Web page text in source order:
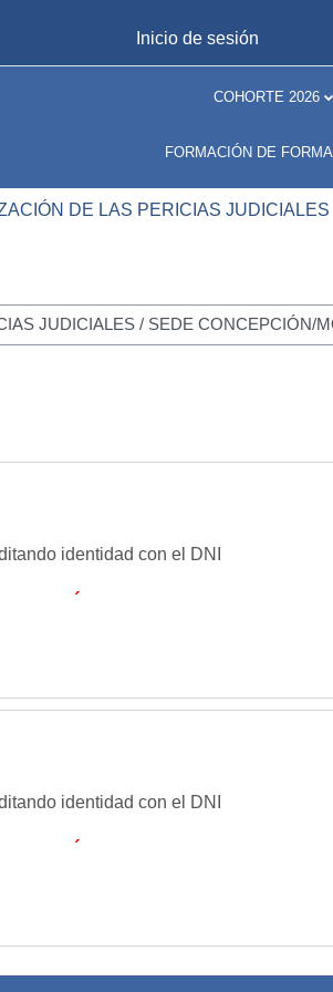
Inicio de sesión
COHORTE 2026
FORMACIÓN DE
DE LAS PERICIAS JUDICIALES
identidad con el DNI
identidad con el DNI